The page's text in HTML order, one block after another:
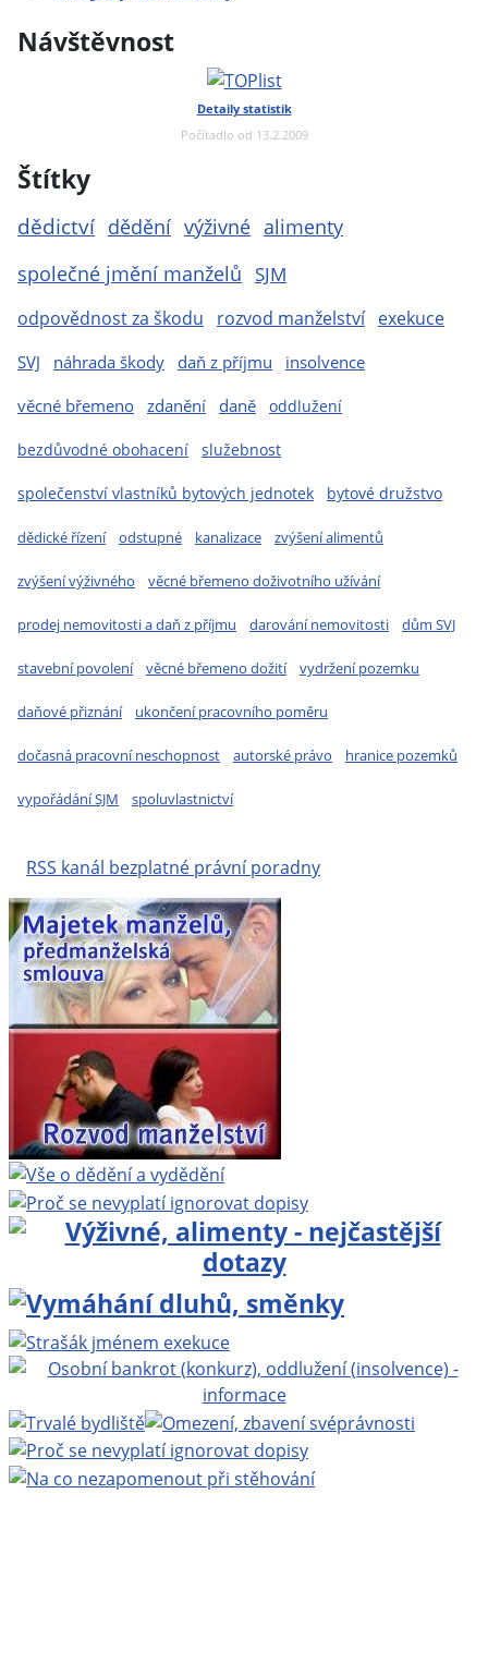
Návštěvnost
Detaily statistik
Počítadlo od 13.2.2009
Štítky
dědictví dědění výživné alimenty
společné jmění manželů SJM
odpovědnost za škodu rozvod manželství exekuce
SVJ
náhrada škody daň z příjmu
insolvence
věcné břemeno zdanění daně oddlužení
bezdůvodné obohacení služebnost
společenství vlastníků bytových jednotek bytové družstvo
dědické řízení odstupné kanalizace zvýšení alimentů
zvýšení výživného věcné břemeno doživotního užívání
prodej nemovitosti a daň z příjmu darování nemovitosti dům SVJ
stavební povolení věcné břemeno dožití vydržení pozemku
daňové přiznání ukončení pracovního poměru
dočasná pracovní neschopnost autorské právo hranice pozemků
vypořádání SJM spoluvlastnictví
RSS kanál bezplatné právní poradny